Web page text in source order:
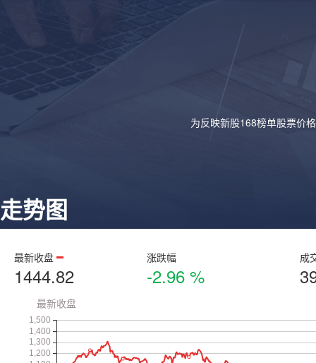
为反映新股168榜单股票价
走势图
最新收盘
1444.82
涨跌幅
-2.96 %
成